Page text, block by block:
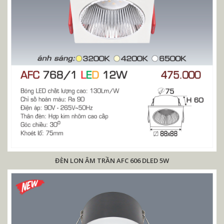
ĐÈN LON ÂM TRẦN AFC 606 DLED 5W